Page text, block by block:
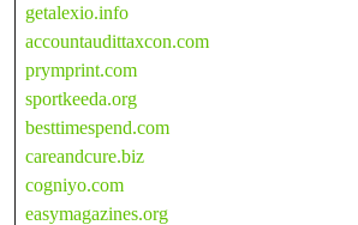
getalexio.info
accountaudittaxcon.com
prymprint.com
sportkeeda.org
besttimespend.com
careandcure.biz
cogniyo.com
easymagazines.org